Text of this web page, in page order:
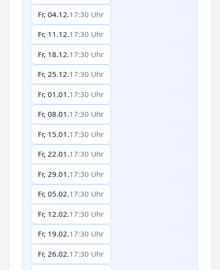
Fr, 04.12.17:30 Uhr
Fr, 11.12.17:30 Uhr
Fr, 18.12.17:30 Uhr
Fr, 25.12.17:30 Uhr
Fr, 01.01.17:30 Uhr
Fr, 08.01.17:30 Uhr
Fr, 15.01.17:30 Uhr
Fr, 22.01.17:30 Uhr
Fr, 29.01.17:30 Uhr
Fr, 05.02.17:30 Uhr
Fr, 12.02.17:30 Uhr
Fr, 19.02.17:30 Uhr
Fr, 26.02.17:30 Uhr